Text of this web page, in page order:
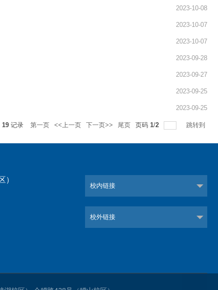
2023-10-08
2023-10-07
2023-10-07
2023-09-28
2023-09-27
2023-09-25
2023-09-25
19 记录 第一页 <<上一页 下一页>> 尾页 页码 1/2 跳转到
校内链接
校外链接
）